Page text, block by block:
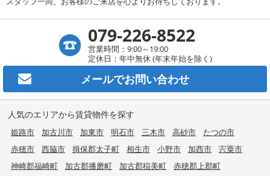
079-226-8522
営業時間：9:00～19:00
定休日：年中無休 (年末年始を除く)
メールでお問い合わせ
人気のエリアから賃貸物件を探す
姫路市 加古川市 加東市 明石市 三木市 高砂市
たつの市
赤穂市
西脇市 揖保郡太子町 相生市 小野市 加西市
宍粟市
神崎郡福崎町
加古郡播磨町 加古郡稲美町
赤穂郡上郡町